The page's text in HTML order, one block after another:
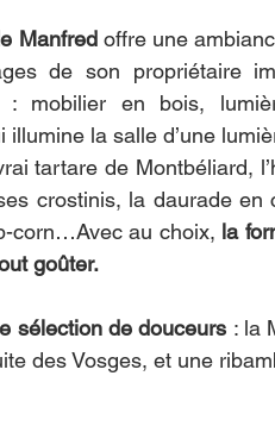
Manfred offre une
de son propriétaire
: mobilier en bois,
illumine la salle d’une
tartare de Montbéliard,
crostinis, la daurade en
corn…Avec au choix, la
goûter.
sélection de douceurs : la
des Vosges, et une